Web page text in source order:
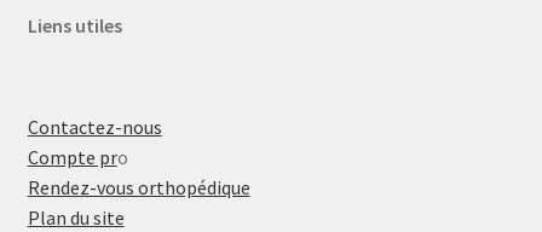
Liens utiles
Contactez-nous
Compte pro
Rendez-vous orthopédique
Plan du site